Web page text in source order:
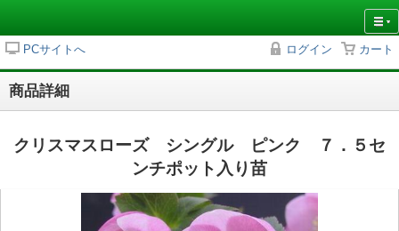
PCサイトへ ログイン カート
商品詳細
クリスマスローズ シングル ピンク ７．５セ
ンチポット入り苗